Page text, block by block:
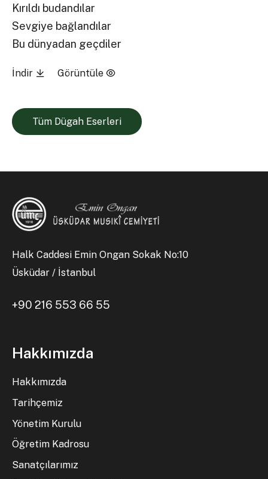
Kırıldı budandılar
Sevgiye bağlandılar
Bu dünyadan geçdiler
İndir Görüntüle
Tüm Dügah Eserleri
Halk Caddesi Emin Ongan Sokak No:10
Üsküdar / İstanbul
+90 216 553 66 55
Hakkımızda
Hakkımızda
Tarihçemiz
Yönetim Kurulu
Öğretim Kadrosu
Sanatçılarımız